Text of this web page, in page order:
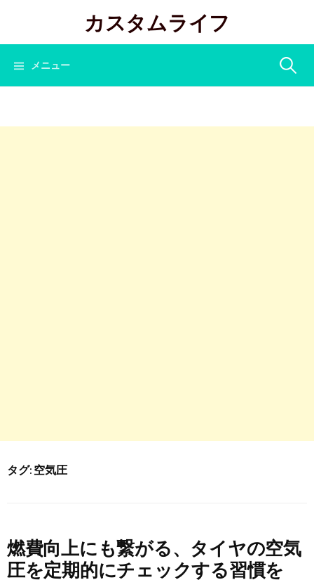
テ
キ
カスタムライフ
メニュー 検
タグ: 空気圧
燃費向上にも繋がる、タイヤの空気
圧を定期的にチェックする習慣を